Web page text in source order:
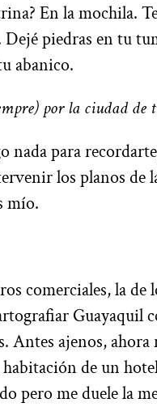
En la mochila.
piedras en tu
abanico.
por la ciudad de
para
los planos de
mío.
comerciales, la de
Guayaquil
Antes ajenos,
de un
pero me duele la